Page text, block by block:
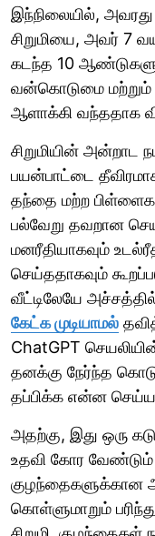
இந்நிலையில்,
சிறுமியை, அவர் 7
கடந்த 10
வன்கொடுமை மற்றும்
ஆளாக்கி வந்ததாக
சிறுமியின்
பயன்பாட்டை
தந்தை மற்ற
பல்வேறு தவறான
மனரீதியாகவும்
செய்ததாகவும்
வீட்டிலேயே
கேட்க முடியாமல்
ChatGPT
தனக்கு நேர்ந்த
தப்பிக்க என்ன
அதற்கு, இது ஒரு
உதவி கோர வேண்டும்
குழந்தைகளுக்கான
கொள்ளுமாறும்